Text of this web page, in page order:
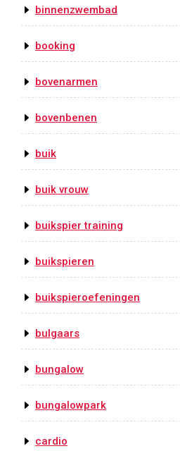
binnenzwembad
booking
bovenarmen
bovenbenen
buik
buik vrouw
buikspier training
buikspieren
buikspieroefeningen
bulgaars
bungalow
bungalowpark
cardio